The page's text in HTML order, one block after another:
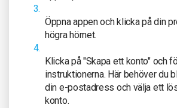
Öppna appen och klicka på din
högra hörnet.
Klicka på "Skapa ett konto" och
instruktionerna. Här behöver du
din e-postadress och välja ett
konto.